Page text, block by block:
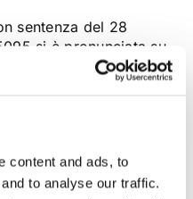
content and ads, to
to analyse our traffic.
sentenza del 28
si è pronunciata su
dalla vendita.
dei giudici di
di un negozio